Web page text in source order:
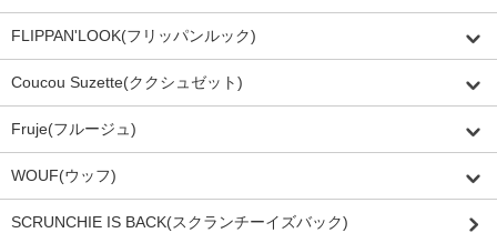
FLIPPAN'LOOK(フリッパンルック)
Coucou Suzette(ククシュゼット)
Fruje(フルージュ)
WOUF(ウッフ)
SCRUNCHIE IS BACK(スクランチーイズバック)